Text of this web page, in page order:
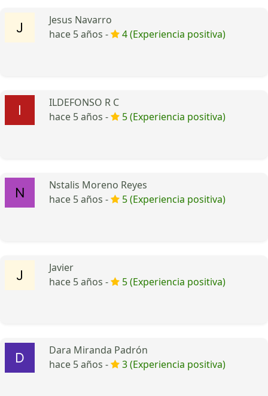
Jesus Navarro
hace 5 años -
4 (Experiencia positiva)
ILDEFONSO R C
hace 5 años -
5 (Experiencia positiva)
Nstalis Moreno Reyes
hace 5 años -
5 (Experiencia positiva)
Javier
hace 5 años -
5 (Experiencia positiva)
Dara Miranda Padrón
hace 5 años -
3 (Experiencia positiva)